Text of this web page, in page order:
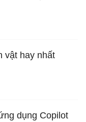
vật hay nhất
dụng Copilot